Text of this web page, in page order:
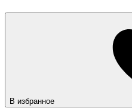
В избранное